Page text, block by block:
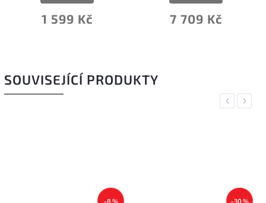
1 599 Kč 7 709 Kč
SOUVISEJÍCÍ PRODUKTY
Previous
–8 % –30 %
Next